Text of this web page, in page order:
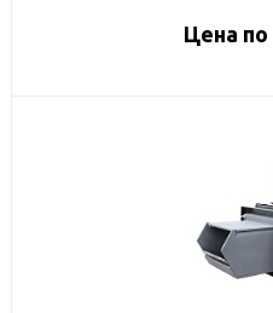
Цена по